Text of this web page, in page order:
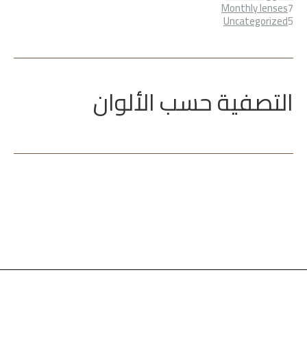
Monthly lenses7
7
Uncategorized5
5
التصفية حسب الألوان